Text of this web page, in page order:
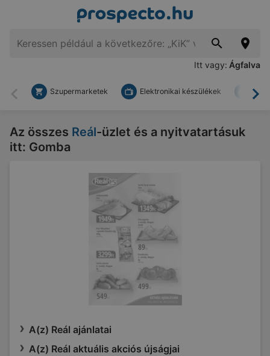
Itt vagy: Ágfalva
Vissza
Szupermarketek Elektronikai készülékek
Az összes Reál-üzlet és a nyitvatartásuk
itt: Gomba
A(z) Reál ajánlatai
A(z) Reál aktuális akciós újságjai